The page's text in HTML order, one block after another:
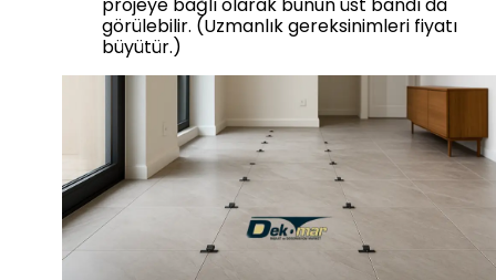
görülebilir. (Uzmanlık gereksinimleri fiyatı
büyütür.)